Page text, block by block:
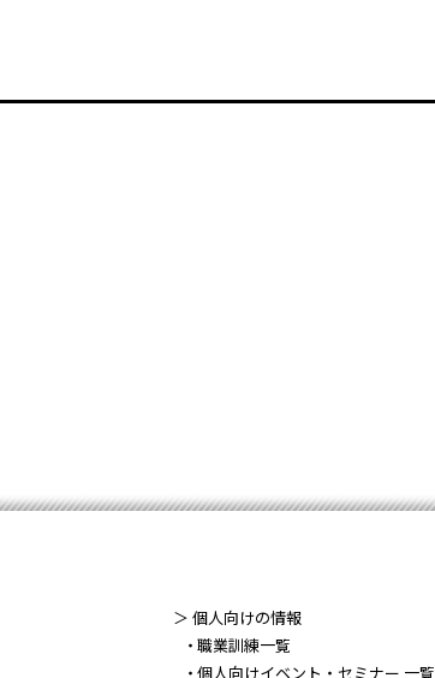
＞ 個人向けの情報
職業訓練一覧
個人向けイベント・セミナー 一覧